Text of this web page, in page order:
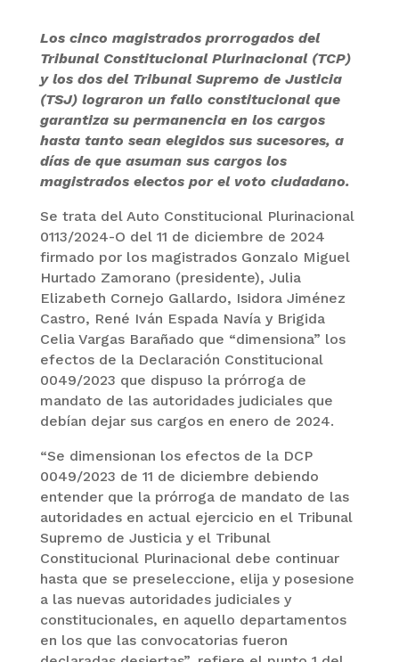
Los cinco magistrados prorrogados del
Tribunal Constitucional Plurinacional (TCP)
y los dos del Tribunal Supremo de Justicia
(TSJ) lograron un fallo constitucional que
garantiza su permanencia en los cargos
hasta tanto sean elegidos sus sucesores, a
días de que asuman sus cargos los
magistrados electos por el voto ciudadano.
Se trata del Auto Constitucional Plurinacional
0113/2024-O del 11 de diciembre de 2024
firmado por los magistrados Gonzalo Miguel
Hurtado Zamorano (presidente), Julia
Elizabeth Cornejo Gallardo, Isidora Jiménez
Castro, René Iván Espada Navía y Brigida
Celia Vargas Barañado que “dimensiona” los
efectos de la Declaración Constitucional
0049/2023 que dispuso la prórroga de
mandato de las autoridades judiciales que
debían dejar sus cargos en enero de 2024.
“Se dimensionan los efectos de la DCP
0049/2023 de 11 de diciembre debiendo
entender que la prórroga de mandato de las
autoridades en actual ejercicio en el Tribunal
Supremo de Justicia y el Tribunal
Constitucional Plurinacional debe continuar
hasta que se preseleccione, elija y posesione
a las nuevas autoridades judiciales y
constitucionales, en aquello departamentos
en los que las convocatorias fueron